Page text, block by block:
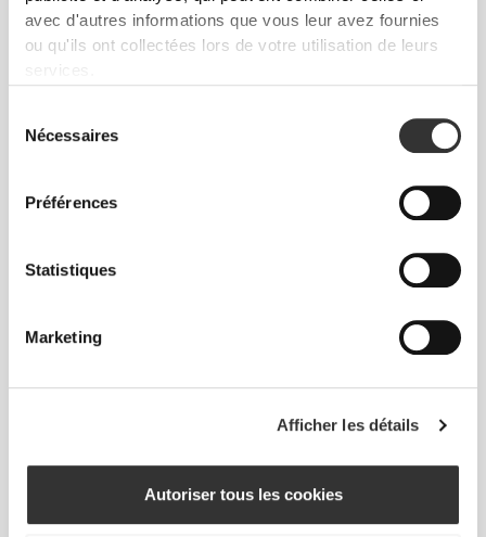
avec d'autres informations que vous leur avez fournies
ou qu'ils ont collectées lors de votre utilisation de leurs
services.
Nécessaires
Préférences
Statistiques
Marketing
Afficher les détails
Autoriser tous les cookies